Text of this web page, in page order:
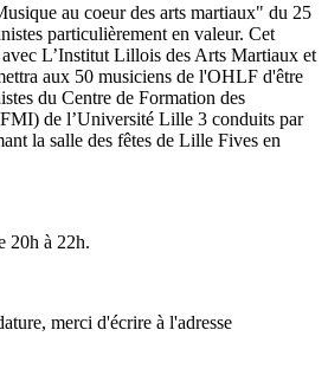
au coeur des arts martiaux" du 25
particulièrement en valeur. Cet
L’Institut Lillois des Arts Martiaux et
aux 50 musiciens de l'OHLF d'être
du Centre de Formation des
de l’Université Lille 3 conduits par
la salle des fêtes de Lille Fives en
20h à 22h.
merci d'écrire à l'adresse